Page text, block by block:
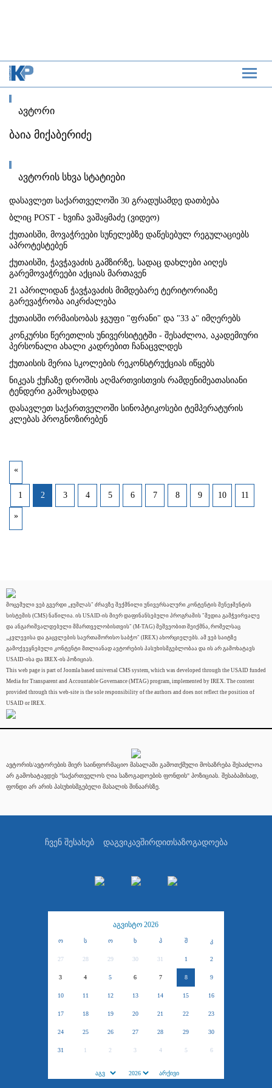
ავტორი
ბაია მიქაბერიძე
ავტორის სხვა სტატიები
დასავლეთ საქართველოში 30 გრადუსამდე დათბება
ბლიც POST - ხვიჩა ვაშაყმაძე (ვიდეო)
ქუთაისში, მოვაჭრეები სუნელებზე დაწესებულ რეგულაციებს
აპროტესტებენ
ქუთაისში, ჭავჭავაძის გამზირზე, სადაც დახლები აიღეს
გარემოვაჭრეები აქციას მართავენ
21 აპრილიდან ჭავჭავაძის მიმდებარე ტერიტორიაზე
გარევაჭრობა აიკრძალება
ქუთაისში ორმაისობას ჯგუფი "ფრანი" და "33 ა" იმღერებს
კონკურსი წერეთლის უნივერსიტეტში - შესაძლოა, აკადემიური
პერსონალი ახალი კადრებით ჩანაცვლდეს
ქუთაისის მერია სკოლების რეკონსტრუქციას იწყებს
ნიკეას ქუჩაზე დროშის აღმართვისთვის რამდენიმეათასიანი
ტენდერი გამოცხადდა
დასავლეთ საქართველოში სინოპტიკოსები ტემპერატურის
კლებას პროგნოზირებენ
«
1 2 3 4 5 6 7 8 9 10 11
»
მოცემული ვებ გვერდი „ჯუმლას" ძრავზე შექმნილი უნივერსალური კონტენტის მენეჯმენტის
სისტემის (CMS) ნაწილია. ის USAID-ის მიერ დაფინანსებული პროგრამის "მედია გამჭვირვალე
და ანგარიშვალდებული მმართველობისთვის" (M-TAG) მეშვეობით შეიქმნა, რომელსაც
„კვლევისა და გაცვლების საერთაშორისო საბჭო" (IREX) ახორციელებს. ამ ვებ საიტზე
გამოქვეყნებული კონტენტი მთლიანად ავტორების პასუხისმგებლობაა და ის არ გამოხატავს
USAID-ისა და IREX-ის პოზიციას.
This web page is part of Joomla based universal CMS system, which was developed through the USAID funded
Media for Transparent and Accountable Governance (MTAG) program, implemented by IREX. The content
provided through this web-site is the sole responsibility of the authors and does not reflect the position of
USAID or IREX.
ავტორის/ავტორების მიერ საინფორმაციო მასალაში გამოთქმული მოსაზრება შესაძლოა
არ გამოხატავდეს "საქართველოს ღია საზოგადოების ფონდის" პოზიციას. შესაბამისად,
ფონდი არ არის პასუხისმგებელი მასალის შინაარსზე.
ჩვენ შესახებ დაგვიკავშირდითსაზოგადოება
აგვისტო 2026
ო ს ო ხ პ შ კ
27 28 29 30 31 1 2
3 4 5 6 7 8 9
10 11 12 13 14 15 16
17 18 19 20 21 22 23
24 25 26 27 28 29 30
31 1 2 3 4 5 6